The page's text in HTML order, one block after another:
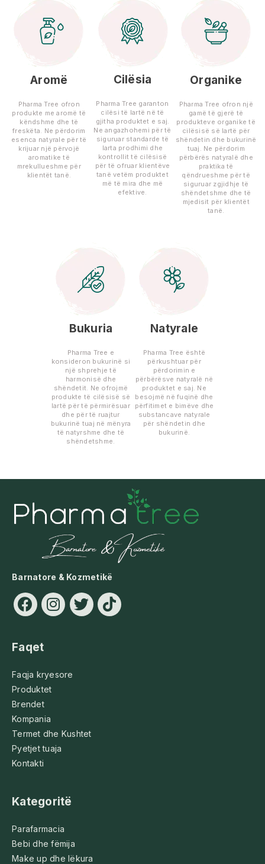
Aromë
Pharma Tree ofron
produkte me aromë të
këndshme dhe të
freskëta. Ne përdorim
esenca natyrale për të
krijuar një përvojë
aromatike të
mrekullueshme për
klientët tanë.
Cilësia
Pharma Tree garanton
cilësi të lartë në të
gjitha produktet e saj.
Ne angazhohemi për të
siguruar standarde të
larta prodhimi dhe
kontrollit të cilësisë
për të ofruar klientëve
tanë vetëm produktet
më të mira dhe më
efektive.
Organike
Pharma Tree ofron një
gamë të gjerë të
produkteve organike të
cilësisë së lartë për
shëndetin dhe bukurinë
tuaj. Ne përdorim
përbërës natyralë dhe
praktika të
qëndrueshme për të
siguruar zgjidhje të
shëndetshme dhe të
mjedisit për klientët
tanë.
Bukuria
Pharma Tree e
konsideron bukurinë si
një shprehje të
harmonisë dhe
shëndetit. Ne ofrojmë
produkte të cilësisë së
lartë për të përmirësuar
dhe për të ruajtur
bukurinë tuaj në mënyra
të natyrshme dhe të
shëndetshme.
Natyrale
Pharma Tree është
përkushtuar për
përdorimin e
përbërësve natyralë në
produktet e saj. Ne
besojmë në fuqinë dhe
përfitimet e bimëve dhe
substancave natyrale
për shëndetin dhe
bukurinë.
Barnatore & Kozmetikë
Faqet
Faqja kryesore
Produktet
Brendet
Kompania
Termet dhe Kushtet
Pyetjet tuaja
Kontakti
Kategoritë
Parafarmacia
Bebi dhe fëmija
Make up dhe lëkura